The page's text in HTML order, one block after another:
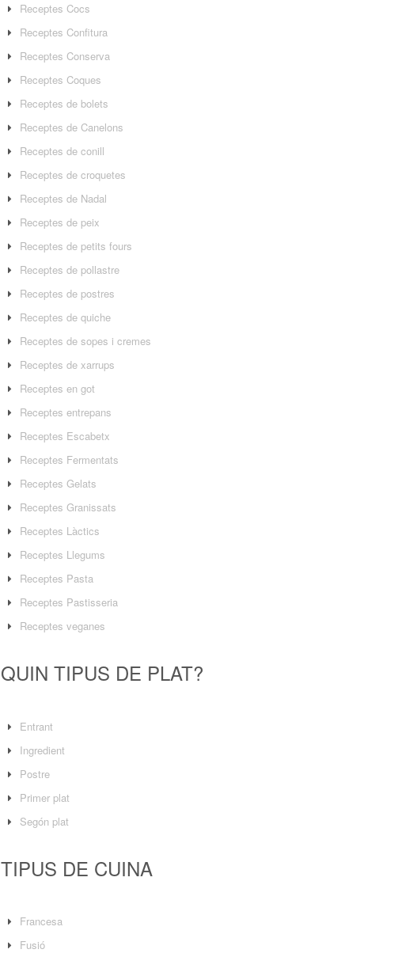
Receptes Cocs
Receptes Confitura
Receptes Conserva
Receptes Coques
Receptes de bolets
Receptes de Canelons
Receptes de conill
Receptes de croquetes
Receptes de Nadal
Receptes de peix
Receptes de petits fours
Receptes de pollastre
Receptes de postres
Receptes de quiche
Receptes de sopes i cremes
Receptes de xarrups
Receptes en got
Receptes entrepans
Receptes Escabetx
Receptes Fermentats
Receptes Gelats
Receptes Granissats
Receptes Làctics
Receptes Llegums
Receptes Pasta
Receptes Pastisseria
Receptes veganes
QUIN TIPUS DE PLAT?
Entrant
Ingredient
Postre
Primer plat
Segón plat
TIPUS DE CUINA
Francesa
Fusió